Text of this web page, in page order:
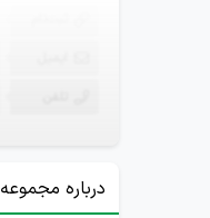
درباره مجموعه